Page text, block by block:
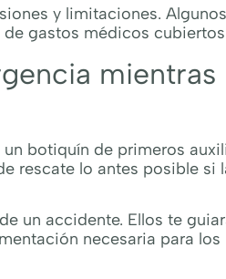
y limitaciones. Algunos
gastos médicos
mientras
botiquín de primeros
rescate lo antes posible si
un accidente. Ellos te
necesaria para los